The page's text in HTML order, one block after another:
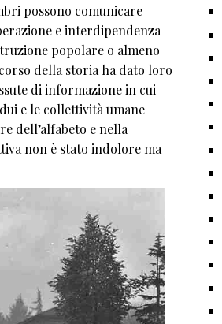
possono comunicare
e interdipendenza
popolare o almeno
della storia ha dato loro
di informazione in cui
e le collettività umane
dell’alfabeto e nella
non è stato indolore ma